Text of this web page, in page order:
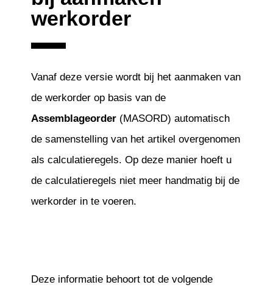
werkorder
Vanaf deze versie wordt bij het aanmaken van
de werkorder op basis van de
Assemblageorder (MASORD) automatisch
de samenstelling van het artikel overgenomen
als calculatieregels. Op deze manier hoeft u
de calculatieregels niet meer handmatig bij de
werkorder in te voeren.
Deze informatie behoort tot de volgende